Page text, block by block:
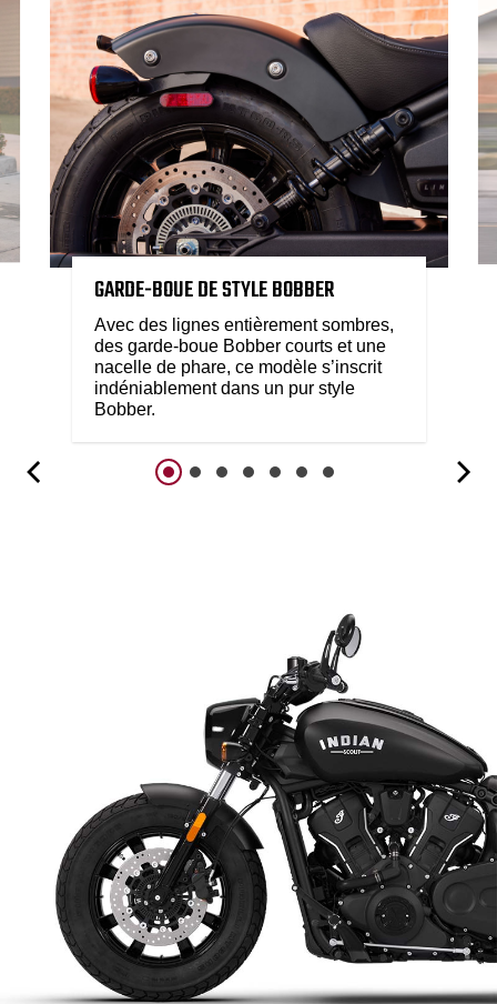
GARDE-BOUE DE STYLE BOBBER
Avec des lignes entièrement sombres,
des garde-boue Bobber courts et une
nacelle de phare, ce modèle s’inscrit
indéniablement dans un pur style
Bobber.